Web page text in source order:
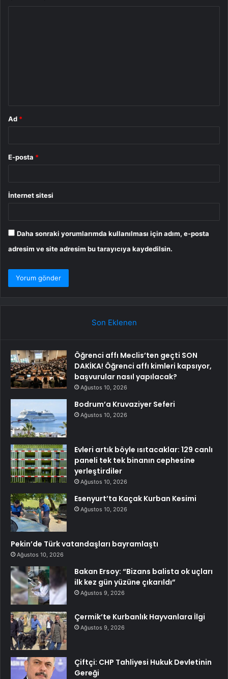
Ad *
E-posta *
İnternet sitesi
Daha sonraki yorumlarımda kullanılması için adım, e-posta
adresim ve site adresim bu tarayıcıya kaydedilsin.
Son Eklenen
Öğrenci affı Meclis’ten geçti SON
DAKİKA! Öğrenci affı kimleri kapsıyor,
başvurular nasıl yapılacak?
Ağustos 10, 2026
Bodrum’a Kruvaziyer Seferi
Ağustos 10, 2026
Evleri artık böyle ısıtacaklar: 129 canlı
paneli tek tek binanın cephesine
yerleştirdiler
Ağustos 10, 2026
Esenyurt’ta Kaçak Kurban Kesimi
Ağustos 10, 2026
Pekin’de Türk vatandaşları bayramlaştı
Ağustos 10, 2026
Bakan Ersoy: “Bizans balista ok uçları
ilk kez gün yüzüne çıkarıldı”
Ağustos 9, 2026
Çermik’te Kurbanlık Hayvanlara İlgi
Ağustos 9, 2026
Çiftçi: CHP Tahliyesi Hukuk Devletinin
Gereği